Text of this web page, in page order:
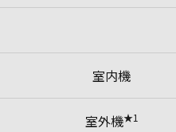
室内機
室外機★1